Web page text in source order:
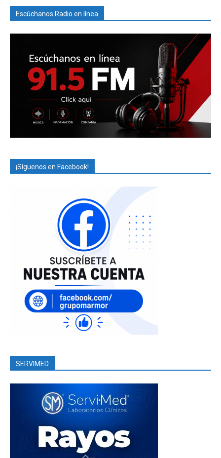
Escúchanos Radio en línea
¡Síguenos en Facebook!
SERVIMED